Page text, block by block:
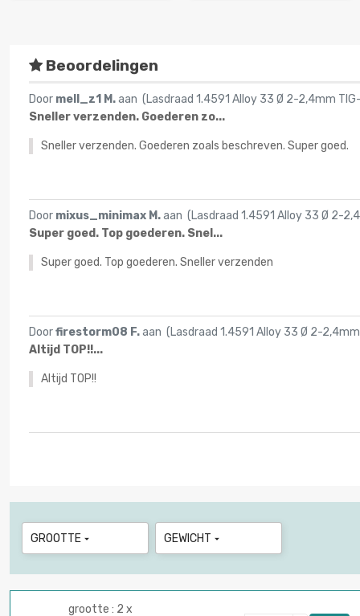
Beoordelingen
Door mell_z1 M.aan (Lasdraad 1.4591 Alloy 33 Ø 2-2,4mm
Sneller verzenden. Goederen zo...
Sneller verzenden. Goederen zoals beschreven. Super goed.
Door mixus_minimax M.aan (Lasdraad 1.4591 Alloy 33 Ø 2-
Super goed. Top goederen. Snel...
Super goed. Top goederen. Sneller verzenden
Doorfirestorm08 F.aan (Lasdraad 1.4591 Alloy 33 Ø 2-
Altijd TOP!!...
Altijd TOP!!
GROOTTE  GEWICHT 
grootte : 2 x